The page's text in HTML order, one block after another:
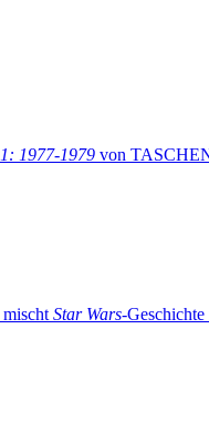
1977-1979 von
Star Wars-